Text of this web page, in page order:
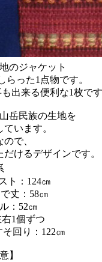
のジャケット
らった1点物です。
出来る便利な1枚で
岳民族の生地を
います。
で、
けるデザインです。
ト：124㎝
丈：58㎝
：52㎝
1個ずつ
回り：122㎝
】